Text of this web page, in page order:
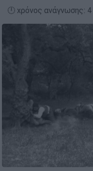
🕛 χρόνος ανάγνωσης: